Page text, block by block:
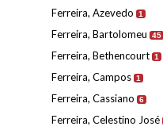
Ferreira, Azevedo 1
Ferreira, Bartolomeu 45
Ferreira, Bethencourt 1
Ferreira, Campos 1
Ferreira, Cassiano 6
Ferreira, Celestino José